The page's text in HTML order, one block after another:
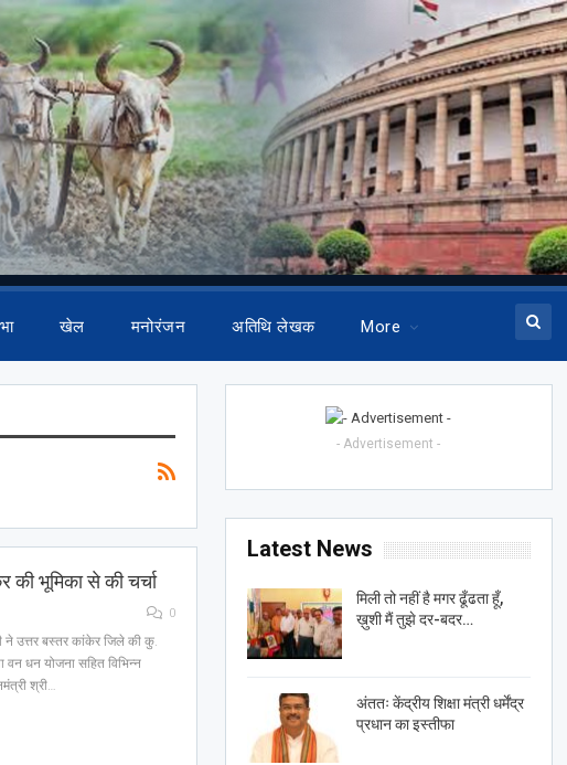
खेल मनोरंजन अतिथि लेखक More
की भूमिका से की चर्चा
0
ने उत्तर बस्तर कांकेर जिले की कु.
वन धन योजना सहित विभिन्न
श्री…
- Advertisement -
Latest News
मिली तो नहीं है मगर ढूँढता हूँ,
ख़ुशी मैं तुझे दर-बदर…
अंततः केंद्रीय शिक्षा मंत्री धर्मेंद्र
प्रधान का इस्तीफा